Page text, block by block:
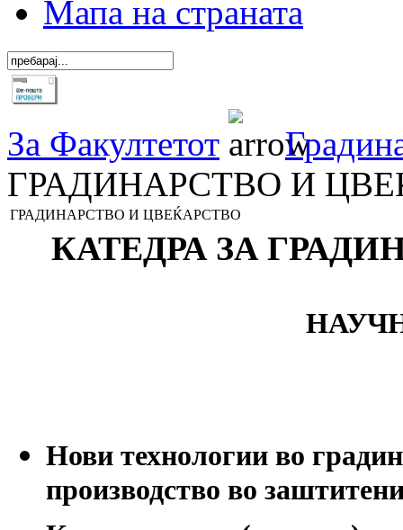
Мапа на страната
За Факултетот
ГРАДИНАРСТВО И
ГРАДИНАРСТВО И ЦВЕЌАРСТВО
КАТЕДРА ЗА
Нови технологии во
производство во